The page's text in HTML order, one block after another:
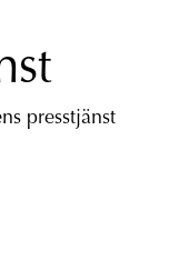
presstjänst